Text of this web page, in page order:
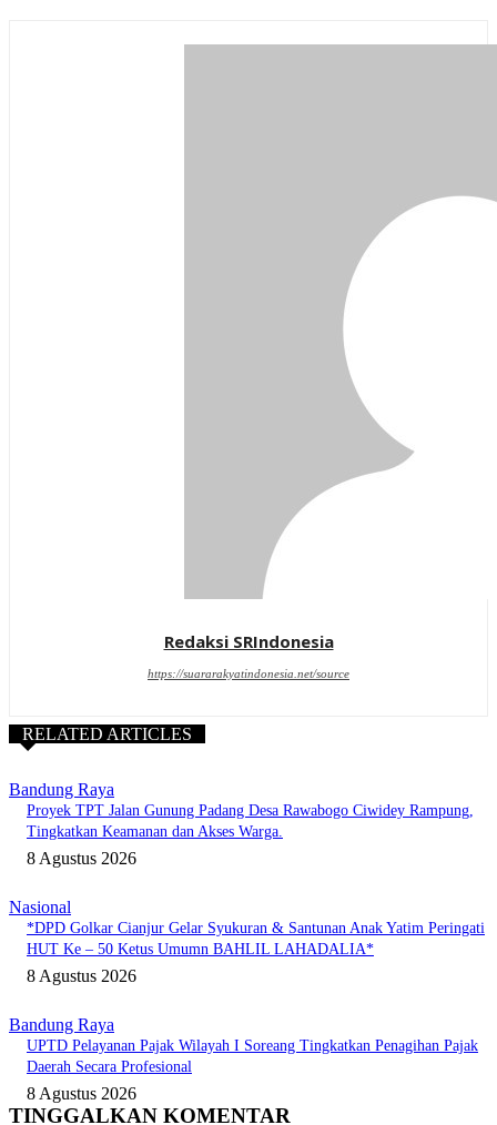
Redaksi SRIndonesia
https://suararakyatindonesia.net/source
RELATED ARTICLES
Bandung Raya
Proyek TPT Jalan Gunung Padang Desa Rawabogo Ciwidey Rampung,
Tingkatkan Keamanan dan Akses Warga.
8 Agustus 2026
Nasional
*DPD Golkar Cianjur Gelar Syukuran & Santunan Anak Yatim Peringati
HUT Ke – 50 Ketus Umumn BAHLIL LAHADALIA*
8 Agustus 2026
Bandung Raya
UPTD Pelayanan Pajak Wilayah I Soreang Tingkatkan Penagihan Pajak
Daerah Secara Profesional
8 Agustus 2026
TINGGALKAN KOMENTAR